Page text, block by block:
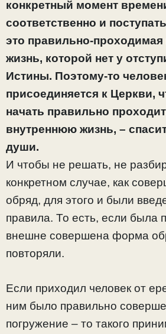
конкретный момент
соответственно и
это правильно-проходимая
жизнь, которой нет у
Истины. Поэтому-то
присоединяется к Церкви,
начать правильно
внутреннюю жизнь, –
души.
И чтобы не решать, не
конкретном случае, как
обряд, для этого и были
правила. То есть, если была
внешне совершена форма
повторяли.
Если приходил человек от
ним было правильно
погружение – то такого